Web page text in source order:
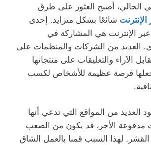
الحالي، أصبح العثور على طرق
شائعًا بشكل متزايد. إحدى
الإنترنت هي المشاركة في
العديد من الشركات والمنظمات على
الآراء والتعليقات على منتجاتها
فرصة عظيمة للأشخاص لكسب
العديد من المواقع التي تدعي أنها
مدفوعة الأجر، قد يكون من الصعب
لهذا السبب قمنا بالعمل الشاق